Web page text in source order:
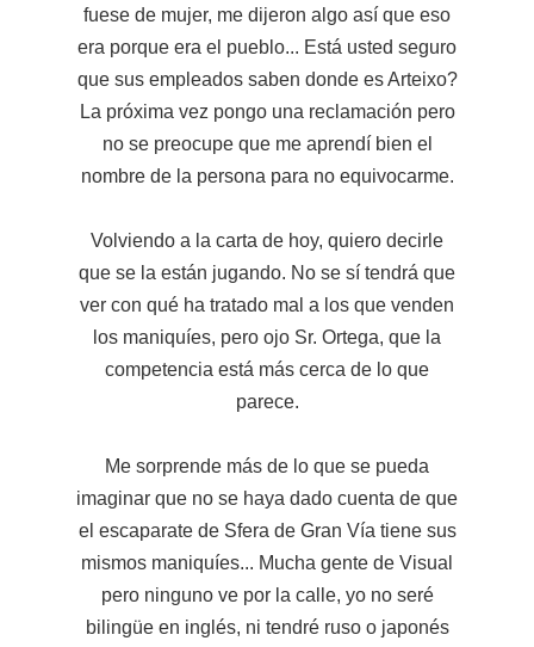
fuese de mujer, me dijeron algo así que eso
era porque era el pueblo... Está usted seguro
que sus empleados saben donde es Arteixo?
La próxima vez pongo una reclamación pero
no se preocupe que me aprendí bien el
nombre de la persona para no equivocarme.
Volviendo a la carta de hoy, quiero decirle
que se la están jugando. No se sí tendrá que
ver con qué ha tratado mal a los que venden
los maniquíes, pero ojo Sr. Ortega, que la
competencia está más cerca de lo que
parece.
Me sorprende más de lo que se pueda
imaginar que no se haya dado cuenta de que
el escaparate de Sfera de Gran Vía tiene sus
mismos maniquíes... Mucha gente de Visual
pero ninguno ve por la calle, yo no seré
bilingüe en inglés, ni tendré ruso o japonés